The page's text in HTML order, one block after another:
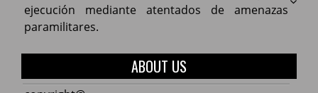
de
DE
la
Cauca
ejecución mediante atentados de amenazas
paramilitares.
ABOUT US